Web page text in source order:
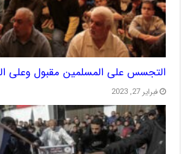
التجسس على المسلمين مقبول وعلى
فبراير 27, 2023